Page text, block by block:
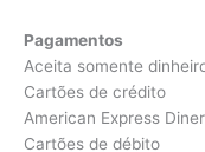
Pagamentos
Aceita somente
Cartões de crédito
American Express
Cartões de débito